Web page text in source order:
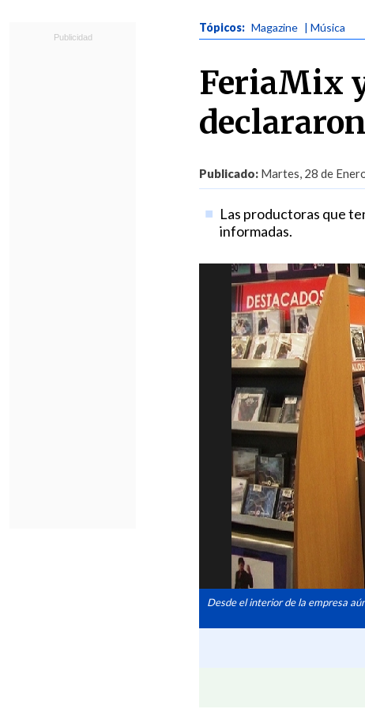
Tópicos: Magazine | Música
FeriaMix
Publicado: Martes, 28 de
Las productoras que
informadas.
Desde el interior de la empresa